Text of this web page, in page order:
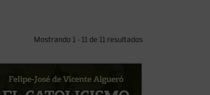
Mostrando 1 - 11 de 11 resultados
«Una sesgada visión del XIX español
tiende a entender esta historia como un